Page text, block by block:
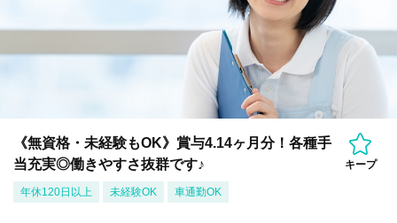
《無資格・未経験もOK》賞与4.14ヶ月分！各種手
当充実◎働きやすさ抜群です♪
キープ
年休120日以上 未経験OK 車通勤OK